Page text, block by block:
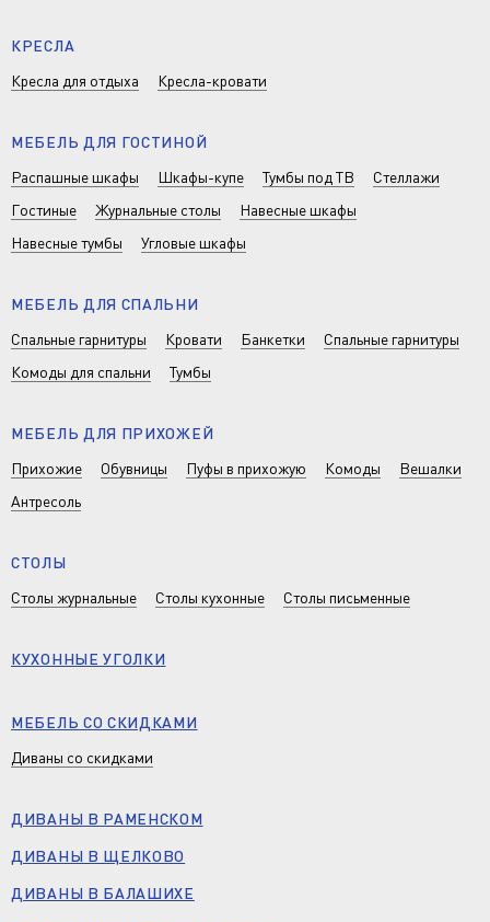
КРЕСЛА
Кресла для отдыха
Кресла-кровати
МЕБЕЛЬ ДЛЯ ГОСТИНОЙ
Распашные шкафы
Шкафы-купе Тумбы под ТВ
Стеллажи
Гостиные
Журнальные столы
Навесные шкафы
Навесные тумбы
Угловые шкафы
МЕБЕЛЬ ДЛЯ СПАЛЬНИ
Спальные гарнитуры
Кровати Банкетки
Спальные гарнитуры
Комоды для спальни
Тумбы
МЕБЕЛЬ ДЛЯ ПРИХОЖЕЙ
Прихожие
Обувницы Пуфы в прихожую Комоды
Вешалки
Антресоль
СТОЛЫ
Столы журнальные
Столы кухонные Столы письменные
КУХОННЫЕ УГОЛКИ
МЕБЕЛЬ СО СКИДКАМИ
Диваны со скидками
ДИВАНЫ В РАМЕНСКОМ
ДИВАНЫ В ЩЕЛКОВО
ДИВАНЫ В БАЛАШИХЕ